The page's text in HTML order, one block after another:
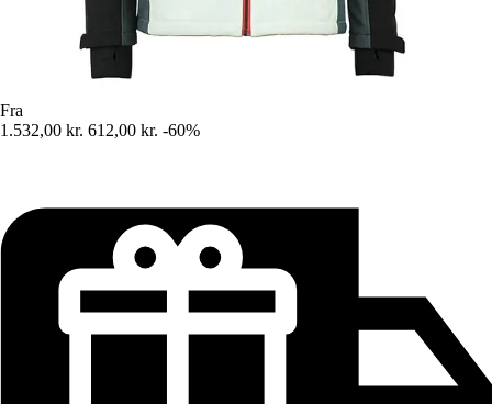
Fra
1.532,00 kr. 612,00 kr. -60%